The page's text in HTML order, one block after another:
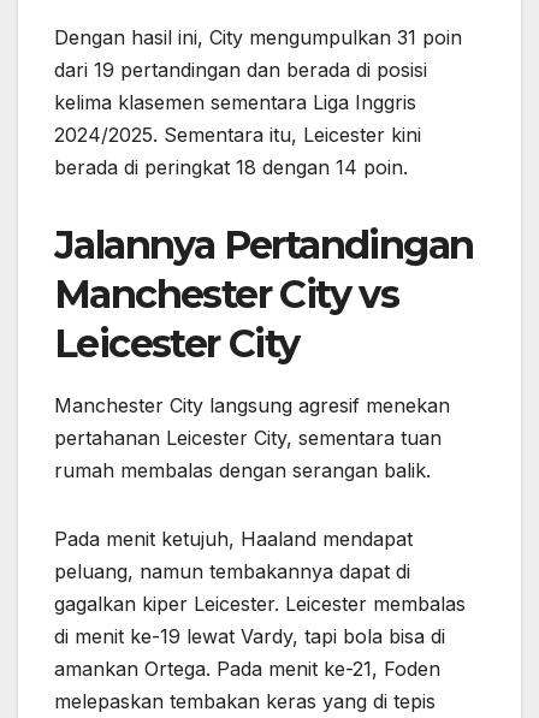
Dengan hasil ini, City mengumpulkan 31 poin
dari 19 pertandingan dan berada di posisi
kelima klasemen sementara Liga Inggris
2024/2025. Sementara itu, Leicester kini
berada di peringkat 18 dengan 14 poin.
Jalannya Pertandingan
Manchester City vs
Leicester City
Manchester City langsung agresif menekan
pertahanan Leicester City, sementara tuan
rumah membalas dengan serangan balik.
Pada menit ketujuh, Haaland mendapat
peluang, namun tembakannya dapat di
gagalkan kiper Leicester. Leicester membalas
di menit ke-19 lewat Vardy, tapi bola bisa di
amankan Ortega. Pada menit ke-21, Foden
melepaskan tembakan keras yang di tepis